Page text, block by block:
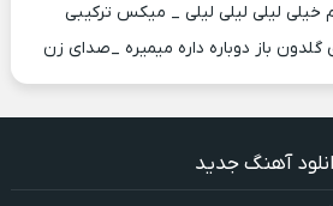
خیلی لیلی لیلی لیلی _ میکس ترکیبی
باز دوباره داره میمیره _صدای زن
آهنگ جدید